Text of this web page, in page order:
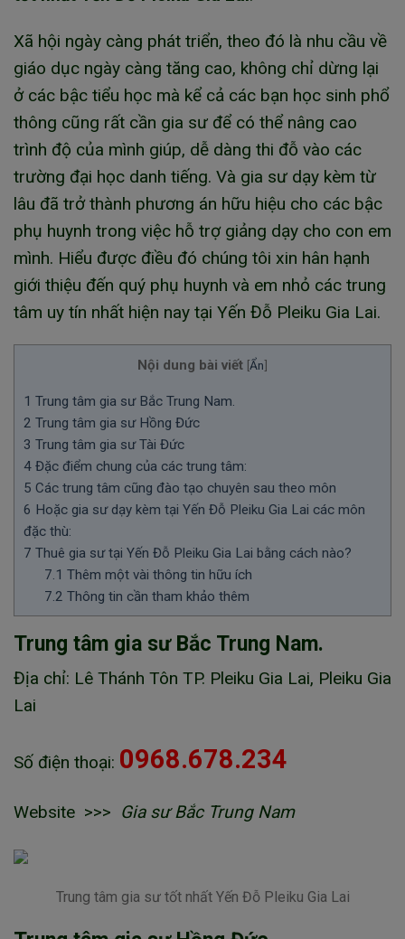
Xã hội ngày càng phát triển, theo đó là nhu cầu về
giáo dục ngày càng tăng cao, không chỉ dừng lại
ở các bậc tiểu học mà kể cả các bạn học sinh phổ
thông cũng rất cần gia sư để có thể nâng cao
trình độ của mình giúp, dễ dàng thi đỗ vào các
trường đại học danh tiếng. Và gia sư dạy kèm từ
lâu đã trở thành phương án hữu hiệu cho các bậc
phụ huynh trong việc hỗ trợ giảng dạy cho con em
mình. Hiểu được điều đó chúng tôi xin hân hạnh
giới thiệu đến quý phụ huynh và em nhỏ các trung
tâm uy tín nhất hiện nay tại Yến Đỗ Pleiku Gia Lai.
Nội dung bài viết [Ẩn]
1 Trung tâm gia sư Bắc Trung Nam.
2 Trung tâm gia sư Hồng Đức
3 Trung tâm gia sư Tài Đức
4 Đặc điểm chung của các trung tâm:
5 Các trung tâm cũng đào tạo chuyên sau theo môn
6 Hoặc gia sư dạy kèm tại Yến Đỗ Pleiku Gia Lai các môn
đặc thù:
7 Thuê gia sư tại Yến Đỗ Pleiku Gia Lai bằng cách nào?
7.1 Thêm một vài thông tin hữu ích
7.2 Thông tin cần tham khảo thêm
Trung tâm gia sư Bắc Trung Nam.
Địa chỉ: Lê Thánh Tôn TP. Pleiku Gia Lai, Pleiku Gia
Lai
Số điện thoại: 0968.678.234
Website >>> Gia sư Bắc Trung Nam
Trung tâm gia sư tốt nhất Yến Đỗ Pleiku Gia Lai